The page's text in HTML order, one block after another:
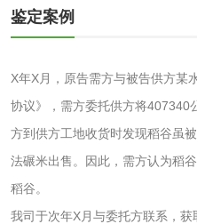
鉴定案例
X年X月，原告需方与被告供方某
协议》，需方委托供方将407340
方到供方工地收货时发现稻谷虽
法碾米出售。因此，需方认为稻
稻谷。
我司于次年X月与委托方联系，获
油品
油品
生物柴